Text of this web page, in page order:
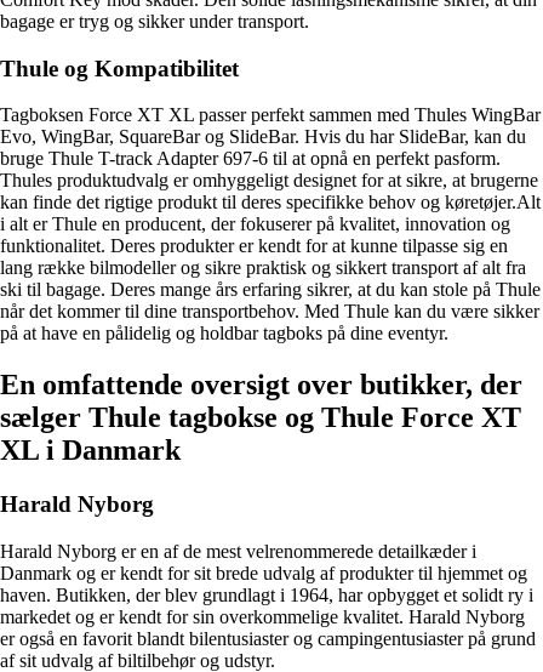
bagage er tryg og sikker under transport.
Thule og Kompatibilitet
Tagboksen Force XT XL passer perfekt sammen med Thules WingBar
Evo, WingBar, SquareBar og SlideBar. Hvis du har SlideBar, kan du
bruge Thule T-track Adapter 697-6 til at opnå en perfekt pasform.
Thules produktudvalg er omhyggeligt designet for at sikre, at brugerne
kan finde det rigtige produkt til deres specifikke behov og køretøjer.Alt
i alt er Thule en producent, der fokuserer på kvalitet, innovation og
funktionalitet. Deres produkter er kendt for at kunne tilpasse sig en
lang række bilmodeller og sikre praktisk og sikkert transport af alt fra
ski til bagage. Deres mange års erfaring sikrer, at du kan stole på Thule
når det kommer til dine transportbehov. Med Thule kan du være sikker
på at have en pålidelig og holdbar tagboks på dine eventyr.
En omfattende oversigt over butikker, der
sælger Thule tagbokse og Thule Force XT
XL i Danmark
Harald Nyborg
Harald Nyborg er en af ​​de mest velrenommerede detailkæder i
Danmark og er kendt for sit brede udvalg af produkter til hjemmet og
haven. Butikken, der blev grundlagt i 1964, har opbygget et solidt ry i
markedet og er kendt for sin overkommelige kvalitet. Harald Nyborg
er også en favorit blandt bilentusiaster og campingentusiaster på grund
af sit udvalg af biltilbehør og udstyr.